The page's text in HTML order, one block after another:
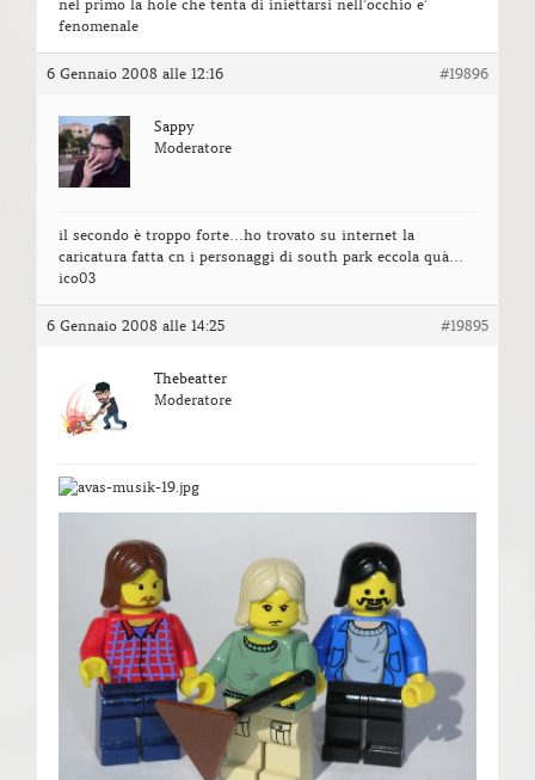
nel primo la hole che tenta di iniettarsi nell’occhio e’
fenomenale
6 Gennaio 2008 alle 12:16 #19896
Sappy
Moderatore
il secondo è troppo forte…ho trovato su internet la
caricatura fatta cn i personaggi di south park eccola quà…
ico03
6 Gennaio 2008 alle 14:25 #19895
Thebeatter
Moderatore